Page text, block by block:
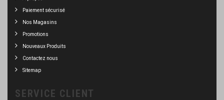
Paiement sécurisé
Nos Magasins
Promotions
Nouveaux Produits
Contactez nous
Sitemap
SERVICE CLIENT